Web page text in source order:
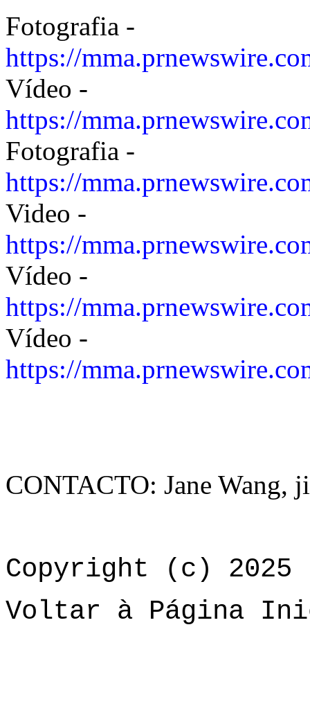
Fotografia -
https://
Vídeo -
https://
Fotografia -
https://
Video -
https://
Vídeo -
https://
Vídeo -
https://
CONTACTO: Jane Wang,
Copyright (c) 2025
Voltar à Página